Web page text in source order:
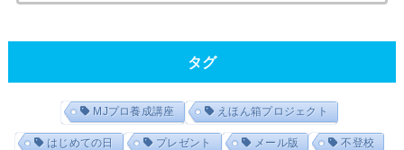
タグ
MJプロ養成講座 えほん箱プロジェクト
はじめての日 プレゼント メール版 不登校